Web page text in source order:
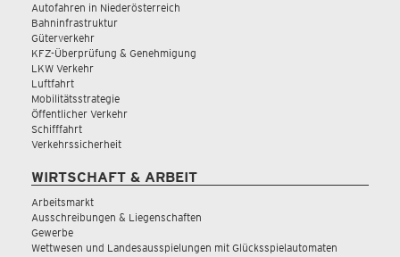
Autofahren in Niederösterreich
Bahninfrastruktur
Güterverkehr
KFZ-Überprüfung & Genehmigung
LKW Verkehr
Luftfahrt
Mobilitätsstrategie
Öffentlicher Verkehr
Schifffahrt
Verkehrssicherheit
WIRTSCHAFT & ARBEIT
Arbeitsmarkt
Ausschreibungen & Liegenschaften
Gewerbe
Wettwesen und Landesausspielungen mit Glücksspielautomaten